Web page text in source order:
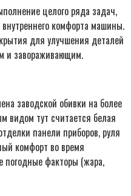
целого ряда задач,
комфорта машины.
для улучшения деталей
и завораживающим.
заводской обивки на более
видом тут считается белая
панели приборов, руля
комфорт во время
погодные факторы (жара,